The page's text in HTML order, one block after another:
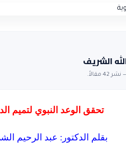
الشريف
تحقق الوعد النبوي لتميم
بقلم الدكتور: عبد الرحيم